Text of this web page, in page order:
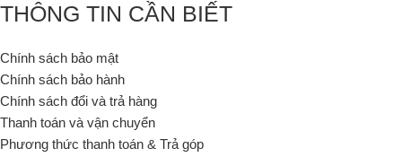
THÔNG TIN CẦN BIẾT
Chính sách bảo mật
Chính sách bảo hành
Chính sách đổi và trả hàng
Thanh toán và vận chuyển
Phương thức thanh toán & Trả góp